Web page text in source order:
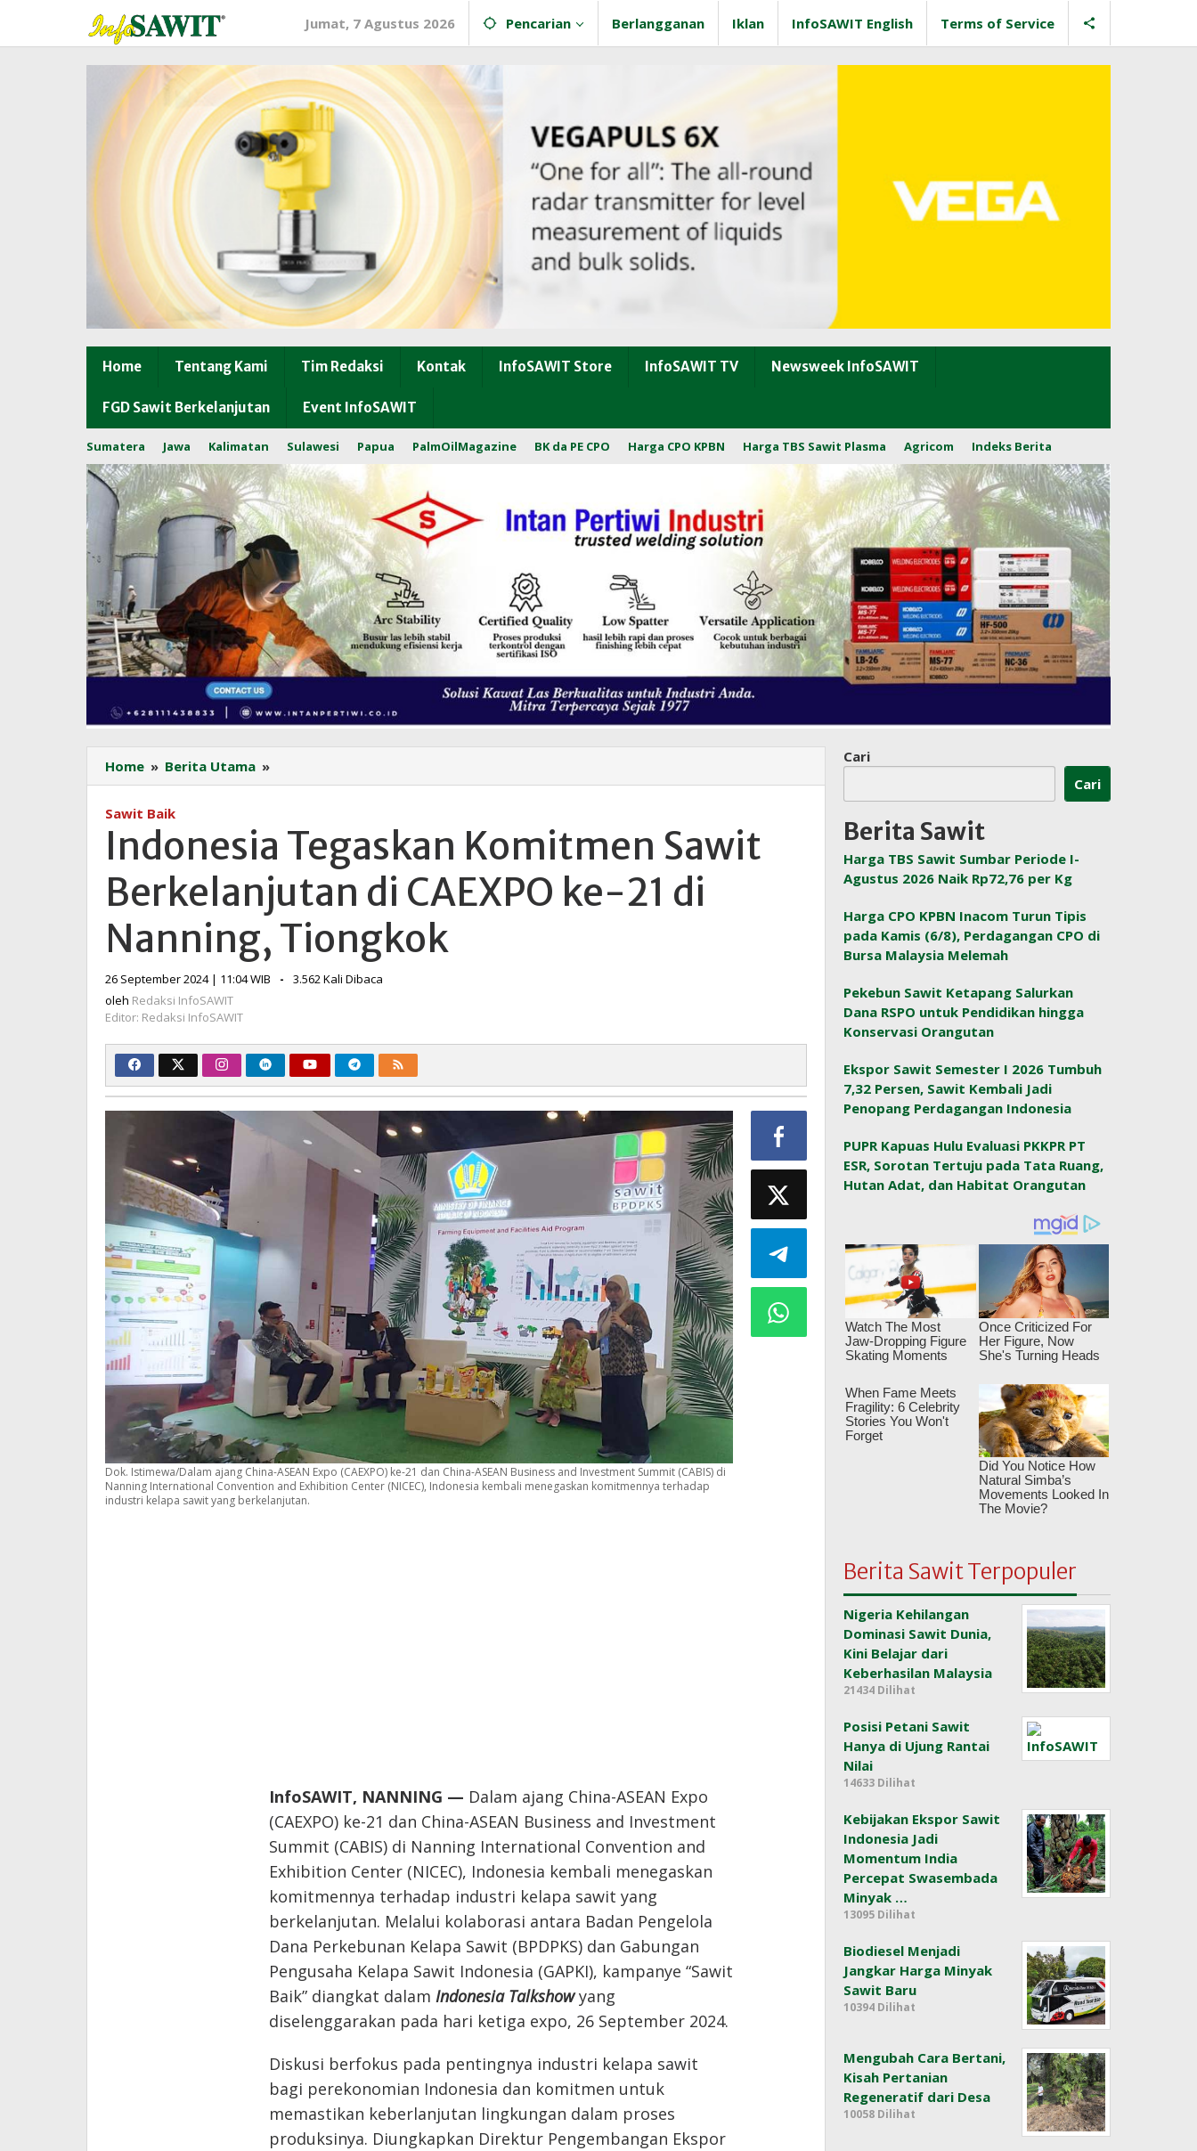
konten
Jumat, 7 Agustus 2026 Pencarian Berlangganan Iklan InfoSAWIT English Terms of Service
Home Tentang Kami Tim Redaksi Kontak InfoSAWIT Store InfoSAWIT TV Newsweek InfoSAWIT
FGD Sawit Berkelanjutan Event InfoSAWIT
Sumatera Jawa Kalimatan Sulawesi Papua PalmOilMagazine BK da PE CPO Harga CPO KPBN Harga TBS Sawit Plasma Agricom Indeks Berita
Home » Berita Utama »
Tegaskan
Berkelanjutan
di
CAEXPO
ke-
21
Tiongkok
Sawit Baik
Indonesia Tegaskan Komitmen Sawit
Berkelanjutan di CAEXPO ke-21 di
Nanning, Tiongkok
26 September 2024 | 11:04 WIB
oleh
-
3.562 Kali Dibaca
oleh Redaksi InfoSAWIT
Editor: Redaksi InfoSAWIT
Dok. Istimewa/Dalam ajang China-ASEAN Expo (CAEXPO) ke-21 dan China-ASEAN Business and Investment Summit (CABIS) di
Nanning International Convention and Exhibition Center (NICEC), Indonesia kembali menegaskan komitmennya terhadap
industri kelapa sawit yang berkelanjutan.
InfoSAWIT, NANNING — Dalam ajang China-ASEAN Expo
(CAEXPO) ke-21 dan China-ASEAN Business and Investment
Summit (CABIS) di Nanning International Convention and
Exhibition Center (NICEC), Indonesia kembali menegaskan
komitmennya terhadap industri kelapa sawit yang
berkelanjutan. Melalui kolaborasi antara Badan Pengelola
Dana Perkebunan Kelapa Sawit (BPDPKS) dan Gabungan
Pengusaha Kelapa Sawit Indonesia (GAPKI), kampanye “Sawit
Baik” diangkat dalam Indonesia Talkshowyang
diselenggarakan pada hari ketiga expo, 26 September 2024.
Diskusi berfokus pada pentingnya industri kelapa sawit
bagi perekonomian Indonesia dan komitmen untuk
memastikan keberlanjutan lingkungan dalam proses
produksinya. Diungkapkan Direktur Pengembangan Ekspor
Cari
Cari
Berita Sawit
Harga TBS Sawit Sumbar Periode I-
Agustus 2026 Naik Rp72,76 per Kg
Harga CPO KPBN Inacom Turun Tipis
pada Kamis (6/8), Perdagangan CPO di
Bursa Malaysia Melemah
Pekebun Sawit Ketapang Salurkan
Dana RSPO untuk Pendidikan hingga
Konservasi Orangutan
Ekspor Sawit Semester I 2026 Tumbuh
7,32 Persen, Sawit Kembali Jadi
Penopang Perdagangan Indonesia
PUPR Kapuas Hulu Evaluasi PKKPR PT
ESR, Sorotan Tertuju pada Tata Ruang,
Hutan Adat, dan Habitat Orangutan
Berita Sawit Terpopuler
Nigeria Kehilangan
Dominasi Sawit Dunia,
Kini Belajar dari
Keberhasilan Malaysia
21434 Dilihat
Posisi Petani Sawit
Hanya di Ujung Rantai
Nilai
14633 Dilihat
Kebijakan Ekspor Sawit
Indonesia Jadi
Momentum India
Percepat Swasembada
Minyak …
13095 Dilihat
Biodiesel Menjadi
Jangkar Harga Minyak
Sawit Baru
10394 Dilihat
Mengubah Cara Bertani,
Kisah Pertanian
Regeneratif dari Desa
10058 Dilihat